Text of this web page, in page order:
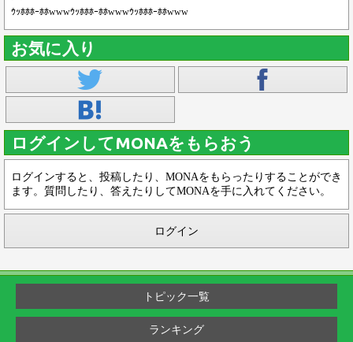
ｳｯﾎﾎﾎｰﾎﾎwwwｳｯﾎﾎﾎｰﾎﾎwwwｳｯﾎﾎﾎｰﾎﾎwww
お気に入り
ログインしてMONAをもらおう
ログインすると、投稿したり、MONAをもらったりすることができ
ます。質問したり、答えたりしてMONAを手に入れてください。
ログイン
トピック一覧
ランキング